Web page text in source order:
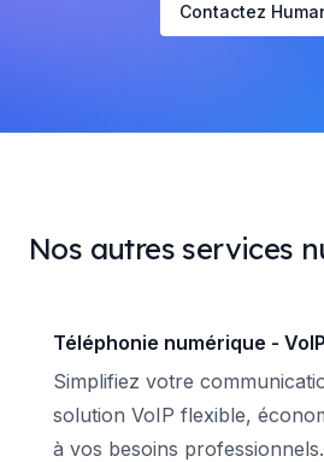
Contactez
Nos autres services
Téléphonie numérique - VoIP
Simplifiez votre
solution VoIP flexible,
à vos besoins professionnels.